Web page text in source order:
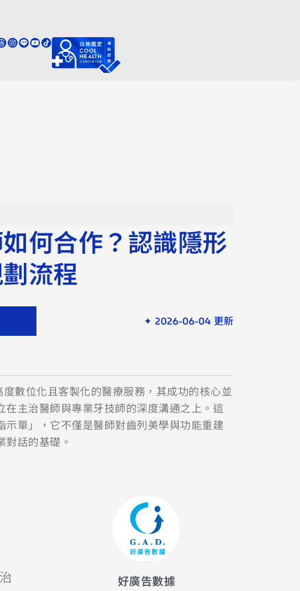
何合作？認識隱形
流程
✦ 2026-06-04 更新
數位化且客製化的醫療服務，其成功的核心並
在主治醫師與專業牙技師的深度溝通之上。這
示單」，它不僅是醫師對齒列美學與功能重建
對話的基礎。
好廣告數據